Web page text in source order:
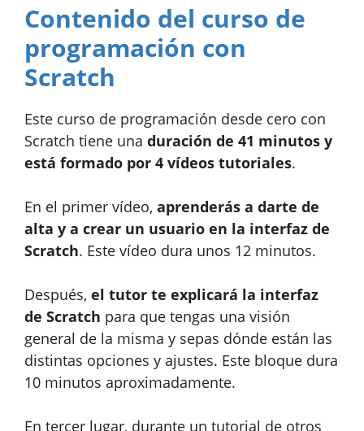
Contenido del curso de
programación con
Scratch
Este curso de programación desde cero con
Scratch tiene una duración de 41 minutos y
está formado por 4 vídeos tutoriales.
En el primer vídeo, aprenderás a darte de
alta y a crear un usuario en la interfaz de
Scratch. Este vídeo dura unos 12 minutos.
Después, el tutor te explicará la interfaz
de Scratch para que tengas una visión
general de la misma y sepas dónde están las
distintas opciones y ajustes. Este bloque dura
10 minutos aproximadamente.
En tercer lugar, durante un tutorial de otros